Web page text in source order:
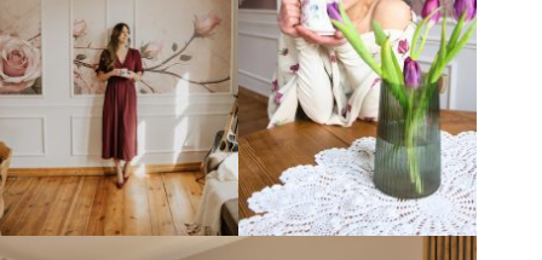
9.02 ETAP 3: Harmonia i zdrowie. Nauka Pranajamy.Nauka
konkretnych technik Surya Bhedana oraz Anuloma Viloma.
Otrzymasz gotowe narzędzia do samodzielnej regulacji emocji.
FORMUŁA WSPÓŁPRACY